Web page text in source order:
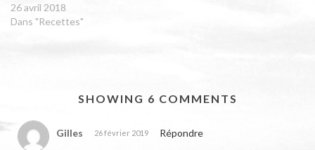
26 avril 2018
Dans "Recettes"
SHOWING 6 COMMENTS
Gilles 26 février 2019 Répondre